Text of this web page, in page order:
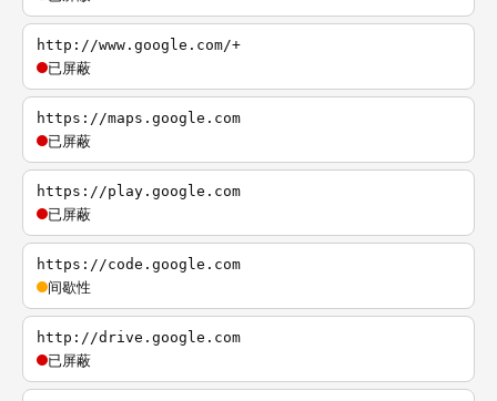
http://www.google.com/+
已屏蔽
https://maps.google.com
已屏蔽
https://play.google.com
已屏蔽
https://code.google.com
间歇性
http://drive.google.com
已屏蔽